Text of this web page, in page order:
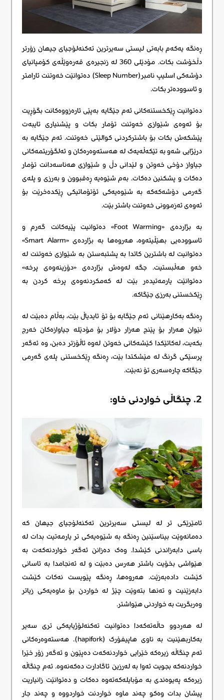
ڕەنگە یەکەم بابەتی لیستی سەیرترین تەکنەلۆجیای جیهان زۆرتر
دڵخۆشت بکات. مۆدێلی 360 لە زنجیرەی قەرەوێڵەی کۆمپانیای
دۆشەکی اسلیپ نامبر(Sleep Number) دەتوانێت خەوتنت ئارامتر
و ئاسوودەتر بکات.
دەتوانیت ڕێکخستنەکانی ئەم جێگایە بەپێی ئارەزووەکانت بگۆڕیت
بۆ ئەوەی شێوازی خەوتنت تۆمار بکات و پێشنیاری تایبەت
پێشکەش بکات بۆ باشترکردنی کوالێتی خەوتنت. ئەم جێگایە بە
درێژایی شەو بە تێکەڵەیەک لە هەستەوەرەکان و ئەلگۆریتمەکانی
جیاواز دۆخی خەوتن و لێدانی دڵ و شێوازی هەناسەدانت تۆمار
دەکات و پشکنین دەکات. بەم شێوەیە ڕەقبوون و بەرزی و پلەی
گەرمی دۆشەکەکە بە شێوەیەکی ئۆتۆماتیکی ڕێکدەخرێت بۆ
ئەوەی ئەزموونی خەوتنت باشتر بێت.
بە بژاردەی «Foot Warming» دەتوانیت پێیەکانت گەرم و
ئاسوودەیی بهێڵیتەوە، هەروەها بە بژاردەی «Smart Alarm»
دەتوانیت لە باشترین کاتدا بە پشتبەستن بە شێوازی خەوتنت لە
خەو هەڵبستیت. جگە لەوەش بژاردەی «دۆزینەوەی پرخه»
دەتوانێت یارمەتیدەر بێت لە کەمکردنەوەی پرخه کردن بە
ڕێکخستنی بەرزی جێگاکە.
ڕەنگە بەکارهێنانی ئەم جێگایە بۆ تۆ ئایدیاڵ بێت، بەڵام دەبێت لە
نێوان هەزار بۆ پێنج هەزار دۆلار بۆ مۆدێلە جیاوازەکان خەرج
بکەیت، لەکاتێکدا کێشەکانی خەوتن لەوە ئاڵۆزتر دەبن، وە ئەگەر
پرسێکی گرنگ لە مێشکتدا بێت، ڕەنگە ڕێکخستنی پلەی گەرمی
جێگاکە چارەسەری تۆ نەبێت.
2. چنگاڵی خواردنی خاو:
ئامێرێکی تر له لیستی سەیرترین تەکنەلۆجیای جیهان کە
دەمانەوێت بیناسێنین ڕەنگە بە شێوەیەکی تر یارمەتیت بدات لە
باسی دابەزاندنی کێشدا. وەک دەزانن ئەگەر خواردنەکەت بە
هێواشی بخۆیت باشتر هەرس دەبێت و لە ئەنجامدا بە ئاسانی
کێشت دادەبەزێت. هەروەها، ڕەنگە پێویست نەکات کێشت
دابەزێنیت و تەنها بتەوێت چێژ لە خواردن بۆ ماوەیەکی زیاتر
وەربگریت بە خواردنی هێواشتر.
لە هەردوو حاڵەتەکەدا دەتوانیت تەکنەلۆژیایەکی تری سەیر
بەکاربهێنیت بە ناوی هاپیفۆرک (hapifork). هەستەوەرەکانی
ئەم چنگاڵە زیرەکە خێرایی خواردنەکەت دەپێون و ئەگەر زۆر خێرا
خواردنەکە بجویت ئەوا بە لەرزین ئاگادارت دەکەنەوە. ئەم چنگاڵە
زیرەکە پەیوەندی بە مۆبایلەکەتەوە دەکات و دەتوانێت زانیاریت
پیشان بدات وەکو چەند ماوە خواردنت خواردووە و چەند جار